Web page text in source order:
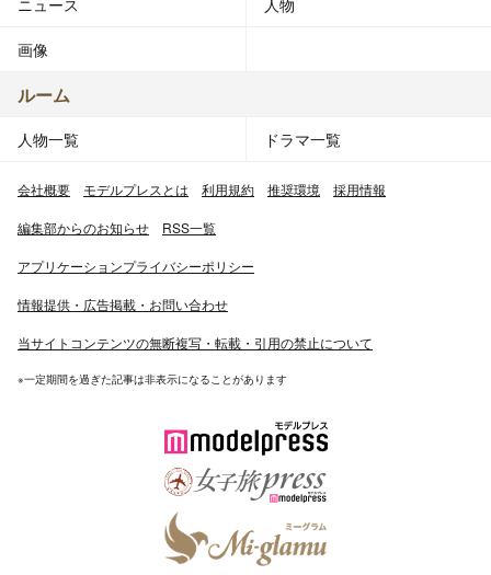
ニュース 人物
画像
ルーム
人物一覧 ドラマ一覧
会社概要 モデルプレスとは 利用規約 推奨環境 採用情報
編集部からのお知らせ RSS一覧
アプリケーションプライバシーポリシー
情報提供・広告掲載・お問い合わせ
当サイトコンテンツの無断複写・転載・引用の禁止について
※一定期間を過ぎた記事は非表示になることがあります